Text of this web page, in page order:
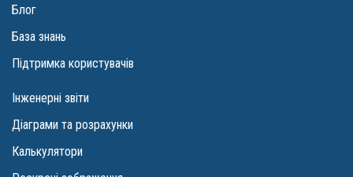
Блог
База знань
Підтримка користувачів
Інженерні звіти
Діаграми та розрахунки
Калькулятори